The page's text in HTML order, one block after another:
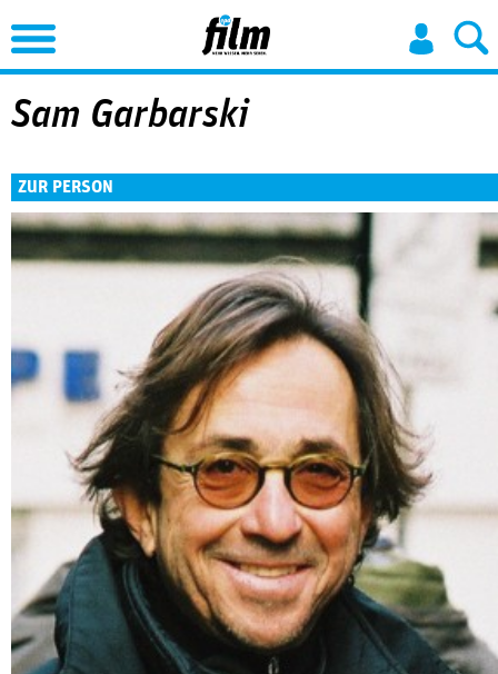
Jump to Navigation
Sam Garbarski
ZUR PERSON